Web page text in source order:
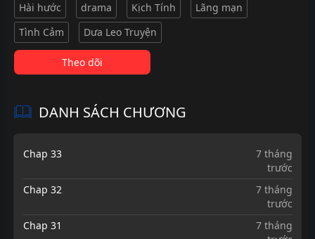
Hài hước
drama Kịch Tính
Lãng mạn
Tình Cảm
Dưa Leo Truyện
Theo dõi
DANH SÁCH CHƯƠNG
Chap 33
7 tháng
trước
Chap 32
7 tháng
trước
Chap 31
7 tháng